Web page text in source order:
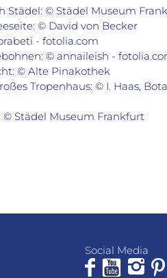
Städel: © Städel Museum
© David von Becker
- fotolia.com
© annaileish -
© Alte Pinakothek
Tropenhaus: © I. Haas,
Städel Museum Frankfurt
Social Media